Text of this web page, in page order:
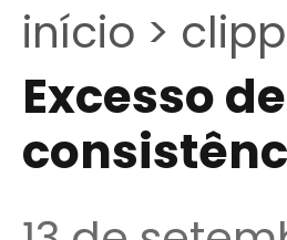
início >
Excesso